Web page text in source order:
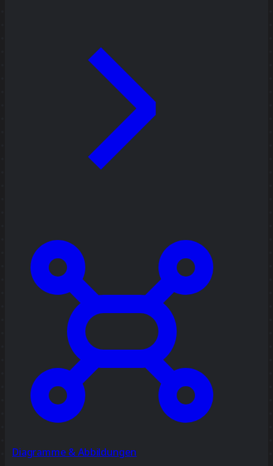
Diagramme & Abbildungen